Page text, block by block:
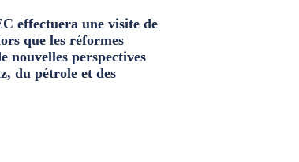
effectuera une visite de
que les réformes
nouvelles perspectives
du pétrole et des